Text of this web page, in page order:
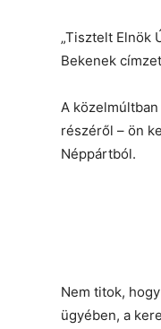
„Tisztelt Elnök
Bekenek
A
részéről – ön
Néppártból.
Nem titok,
ügyében, a